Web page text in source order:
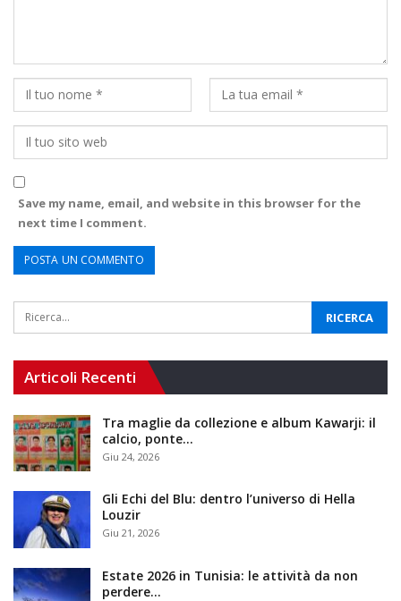
Save my name, email, and website in this browser for the
next time I comment.
Articoli Recenti
Tra maglie da collezione e album Kawarji: il
calcio, ponte…
Giu 24, 2026
Gli Echi del Blu: dentro l’universo di Hella
Louzir
Giu 21, 2026
Estate 2026 in Tunisia: le attività da non
perdere…